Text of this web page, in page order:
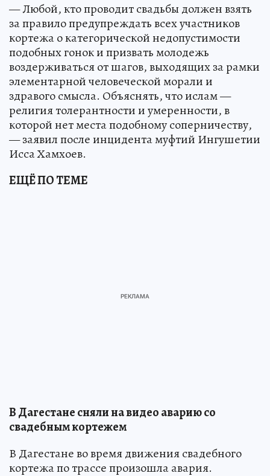
— Любой, кто проводит свадьбы должен взять
за правило предупреждать всех участников
кортежа о категорической недопустимости
подобных гонок и призвать молодежь
воздерживаться от шагов, выходящих за рамки
элементарной человеческой морали и
здравого смысла. Объяснять, что ислам —
религия толерантности и умеренности, в
которой нет места подобному соперничеству,
— заявил после инцидента муфтий Ингушетии
Исса Хамхоев.
ЕЩЁ ПО ТЕМЕ
В Дагестане сняли на видео аварию со
свадебным кортежем
В Дагестане во время движения свадебного
кортежа по трассе произошла авария.